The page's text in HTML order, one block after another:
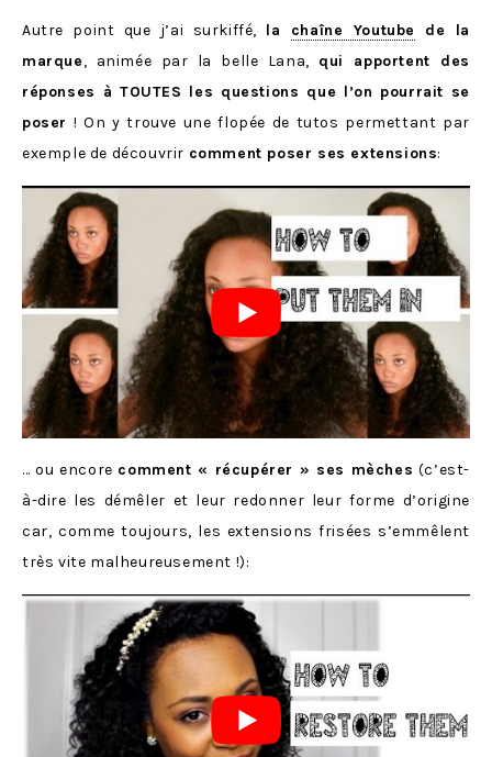
Autre point que j’ai surkiffé, la chaîne Youtube
de la
marque, animée par la belle Lana, qui apportent des
réponses à TOUTES les questions que l’on pourrait se
poser ! On y trouve une flopée de tutos permettant par
exemple de découvrir comment poser ses extensions:
… ou encore comment « récupérer » ses mèches (c’est-
à-dire les démêler et leur redonner leur forme d’origine
car, comme toujours, les extensions frisées s’emmêlent
très vite malheureusement !):